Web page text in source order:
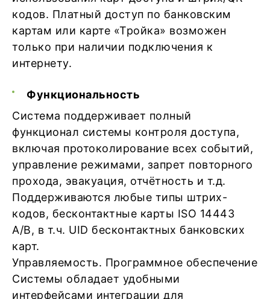
кодов. Платный доступ по банковским
картам или карте «Тройка» возможен
только при наличии подключения к
интернету.
Функциональность
Система поддерживает полный
функционал системы контроля доступа,
включая протоколирование всех событий,
управление режимами, запрет повторного
прохода, эвакуация, отчётность и т.д.
Поддерживаются любые типы штрих-
кодов, бесконтактные карты ISO 14443
A/B, в т.ч. UID бесконтактных банковских
карт.
Управляемость. Программное обеспечение
Системы обладает удобными
интерфейсами интеграции для